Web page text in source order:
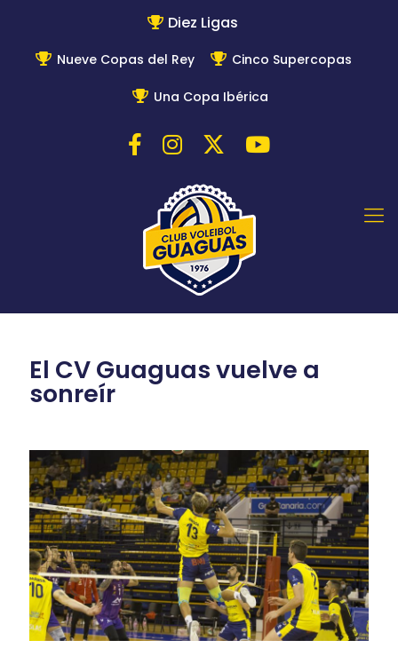
Diez Ligas
Nueve Copas del Rey Cinco Supercopas
Una Copa Ibérica
El CV Guaguas vuelve a
sonreír